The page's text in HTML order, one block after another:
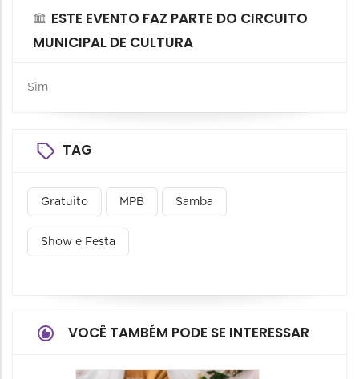
ESTE EVENTO FAZ PARTE DO CIRCUITO
MUNICIPAL DE CULTURA
Sim
TAG
Gratuito MPB Samba
Show e Festa
VOCÊ TAMBÉM PODE SE INTERESSAR